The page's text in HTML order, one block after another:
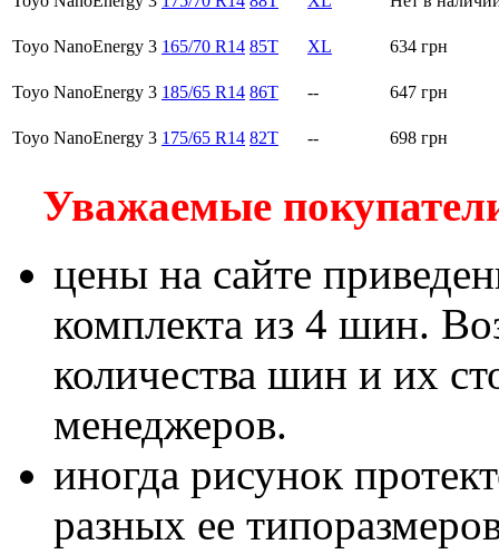
Toyo NanoEnergy 3 165/70 R14 85T XL 634 грн
Toyo NanoEnergy 3 185/65 R14 86T -- 647 грн
Toyo NanoEnergy 3 175/65 R14 82T -- 698 грн
Уважаемые
цены на сайте
комплекта из 4 шин.
количества шин и их
менеджеров.
иногда рисунок
разных ее